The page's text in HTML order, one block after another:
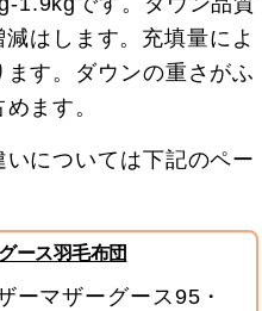
はします。充填量によ
ます。ダウンの重さがふ
ます。
については下記のペー
ース羽毛布団
ーマザーグース95・